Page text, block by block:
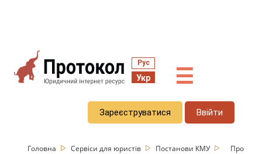
Рус
Укр ☰
Зареєструватися Ввійти
Головна Сервіси для юристів Постанови КМУ
Про